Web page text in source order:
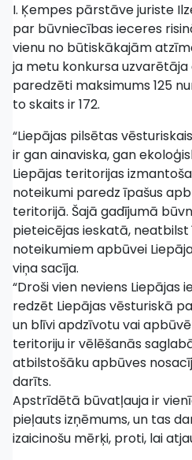
I. Ķempes pārstāve juriste
par būvniecības ieceres
vienu no būtiskākajām
ja metu konkursa uzvarētāja
paredzēti maksimums 125
to skaits ir 172.
“Liepājas pilsētas
ir gan ainaviska, gan
Liepājas teritorijas
noteikumi paredz īpašus
teritorijā. Šajā gadījumā
pieteicējas ieskatā,
noteikumiem apbūvei
viņa sacīja.
“Droši vien neviens Liepājas
redzēt Liepājas vēsturiskā
un blīvi apdzīvotu vai
teritoriju ir vēlēšanās
atbilstošāku apbūves
darīts.
Apstrīdētā būvatļauja ir
pieļauts izņēmums, un tas
izaicinošu mērķi, proti, lai